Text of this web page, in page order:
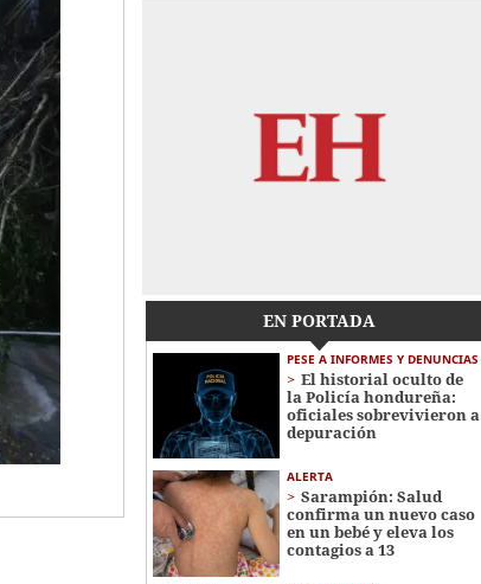
EN PORTADA
PESE A INFORMES Y DENUNCIAS
El historial oculto de
la Policía hondureña:
oficiales sobrevivieron a
depuración
ALERTA
Sarampión: Salud
confirma un nuevo caso
en un bebé y eleva los
contagios a 13